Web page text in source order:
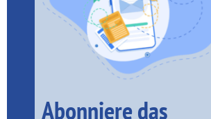
Abonniere das